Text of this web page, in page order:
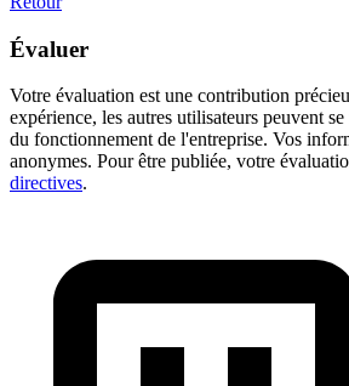
Évaluer
Votre évaluation est une contribution
expérience, les autres utilisateurs peuvent
du fonctionnement de l'entreprise. Vos
anonymes. Pour être publiée, votre
directives.